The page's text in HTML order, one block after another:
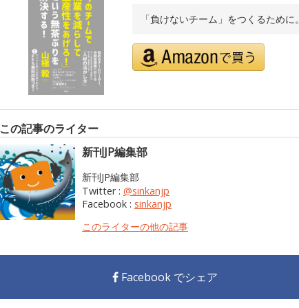
「負けないチーム」をつくるために。
この記事のライター
新刊JP編集部
新刊JP編集部
Twitter : @sinkanjp
Facebook : sinkanjp
このライターの他の記事
Facebook でシェア